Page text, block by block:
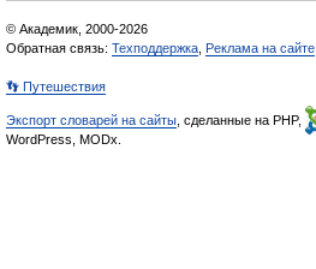
© Академик, 2000-2026
Обратная связь: Техподдержка Реклама на сайте
👣 Путешествия
Экспорт словарей на сайты , сделанные на PHP,
WordPress, MODx.